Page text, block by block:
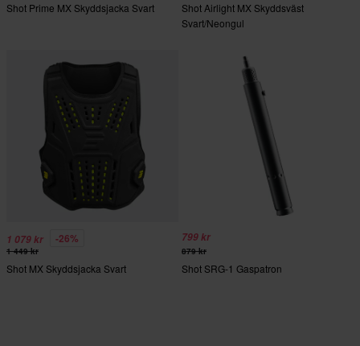
Shot Prime MX Skyddsjacka Svart
Shot Airlight MX Skyddsväst
Svart/Neongul
1 079 kr -26%
1 449 kr
Shot MX Skyddsjacka Svart
799 kr
879 kr
Shot SRG-1 Gaspatron